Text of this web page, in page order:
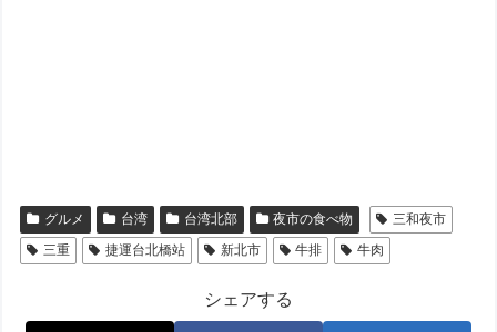
グルメ 台湾 台湾北部 夜市の食べ物
三和夜市
三重
捷運台北橋站 新北市 牛排 牛肉
シェアする